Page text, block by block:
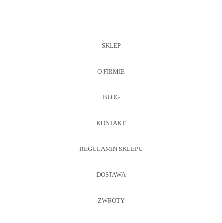
SKLEP
O FIRMIE
BLOG
KONTAKT
REGULAMIN SKLEPU
DOSTAWA
ZWROTY